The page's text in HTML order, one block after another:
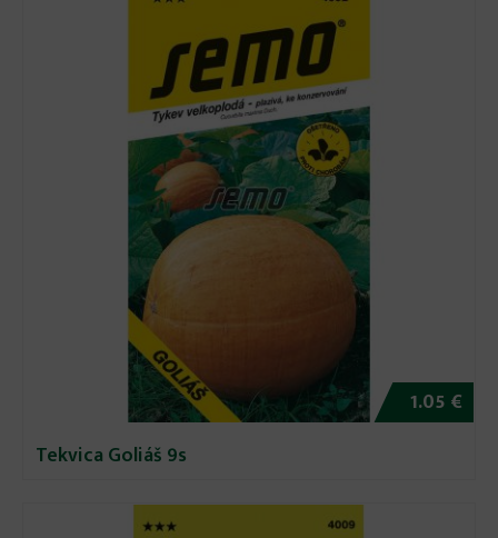
1.05 €
Tekvica Goliáš 9s